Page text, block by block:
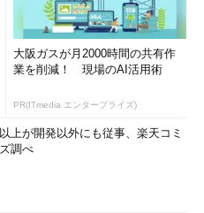
大阪ガスが月2000時間の共有作
業を削減！ 現場のAI活用術
PR(ITmedia エンタープライズ)
上が開発以外にも従事、楽天コミ
調べ